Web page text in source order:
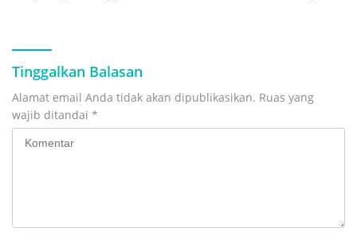
Tinggalkan Balasan
Alamat email Anda tidak akan dipublikasikan. Ruas yang
wajib ditandai *